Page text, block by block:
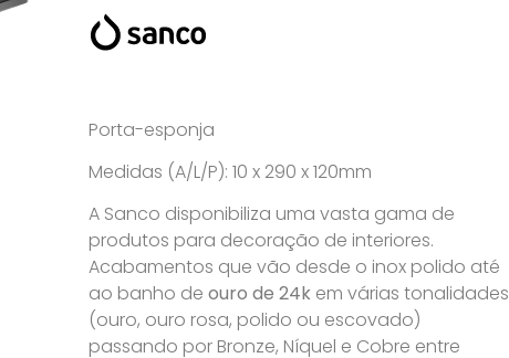
Porta-esponja
Medidas (A/L/P): 10 x 290 x 120mm
A Sanco disponibiliza uma vasta gama de
produtos para decoração de interiores.
Acabamentos que vão desde o inox polido até
ao banho de ouro de 24kem várias tonalidades
(ouro, ouro rosa, polido ou escovado)
passando por Bronze, Níquel e Cobre entre